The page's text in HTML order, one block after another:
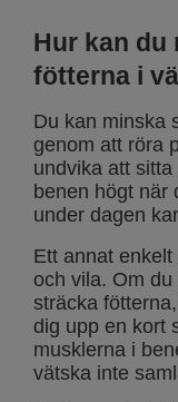
Hur kan du
fötterna i
Du kan minska
genom att röra
undvika att
benen högt när
under dagen
Ett annat
och vila. Om
sträcka
dig upp en kort
musklerna i
vätska inte